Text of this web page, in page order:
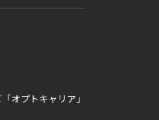
オプトキャリア」